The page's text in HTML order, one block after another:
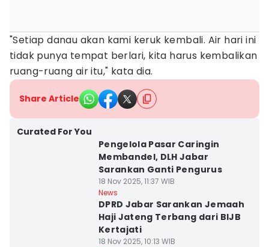
"Setiap danau akan kami keruk kembali. Air hari ini
tidak punya tempat berlari, kita harus kembalikan
ruang-ruang air itu," kata dia.
Share Article
Curated For You
Pengelola Pasar Caringin
Membandel, DLH Jabar
Sarankan Ganti Pengurus
18 Nov 2025, 11:37 WIB
News
DPRD Jabar Sarankan Jemaah
Haji Jateng Terbang dari BIJB
Kertajati
18 Nov 2025, 10:13 WIB